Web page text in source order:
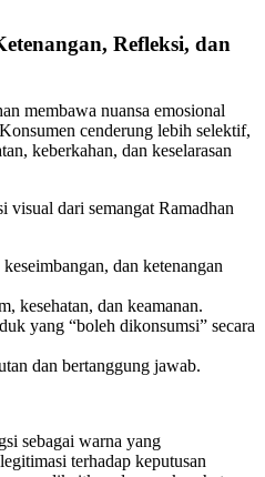
Refleksi, dan
membawa nuansa emosional
cenderung lebih selektif,
keberkahan, dan keselarasan
visual dari semangat Ramadhan
dan ketenangan
kesehatan, dan keamanan.
yang “boleh dikonsumsi” secara
dan bertanggung jawab.
sebagai warna yang
terhadap keputusan